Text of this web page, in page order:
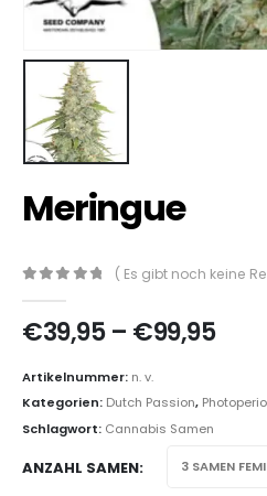
Meringue
( Es gibt noch keine
€39,95 – €99,95
Artikelnummer: n. v.
Kategorien: Dutch Passion,
Schlagwort: Cannabis Samen
ANZAHL SAMEN